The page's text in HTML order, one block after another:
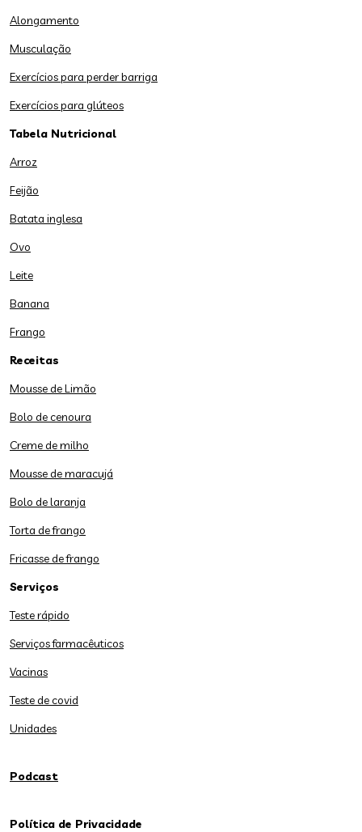
Alongamento
Musculação
Exercícios para perder barriga
Exercícios para glúteos
Tabela Nutricional
Arroz
Feijão
Batata inglesa
Ovo
Leite
Banana
Frango
Receitas
Mousse de Limão
Bolo de cenoura
Creme de milho
Mousse de maracujá
Bolo de laranja
Torta de frango
Fricasse de frango
Serviços
Teste rápido
Serviços farmacêuticos
Vacinas
Teste de covid
Unidades
Podcast
Política de Privacidade